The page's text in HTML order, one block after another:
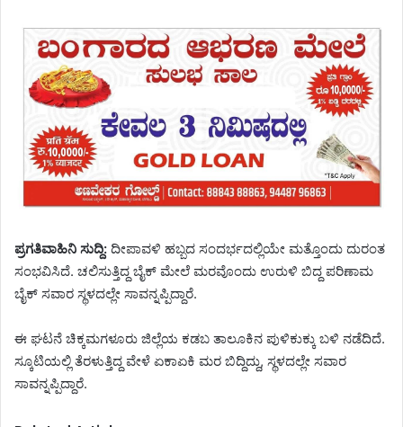
ಪ್ರಗತಿವಾಹಿನಿ ಸುದ್ದಿ: ದೀಪಾವಳಿ ಹಬ್ಬದ ಸಂದರ್ಭದಲ್ಲಿಯೇ ಮತ್ತೊಂದು ದುರಂತ
ಸಂಭವಿಸಿದೆ. ಚಲಿಸುತ್ತಿದ್ದ ಬೈಕ್ ಮೇಲೆ ಮರವೊಂದು ಉರುಳಿ ಬಿದ್ದ ಪರಿಣಾಮ
ಬೈಕ್ ಸವಾರ ಸ್ಥಳದಲ್ಲೇ ಸಾವನ್ನಪ್ಪಿದ್ದಾರೆ.
ಈ ಘಟನೆ ಚಿಕ್ಕಮಗಳೂರು ಜಿಲ್ಲೆಯ ಕಡಬ ತಾಲೂಕಿನ ಪುಳಿಕುಕ್ಕು ಬಳಿ ನಡೆದಿದೆ.
ಸ್ಕೂಟಿಯಲ್ಲಿ ತೆರಳುತ್ತಿದ್ದ ವೇಳೆ ಏಕಾಏಕಿ ಮರ ಬಿದ್ದಿದ್ದು, ಸ್ಥಳದಲ್ಲೇ ಸವಾರ
ಸಾವನ್ನಪ್ಪಿದ್ದಾರೆ.